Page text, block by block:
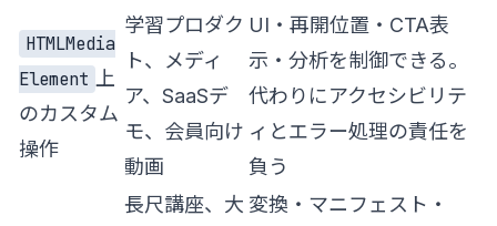
HTMLMedia
Element
上
のカスタム
操作
学習プロダク
ト、メディ
ア、SaaSデ
モ、会員向け
動画
UI・再開位置・CTA表
示・分析を制御できる。
代わりにアクセシビリテ
ィとエラー処理の責任を
負う
長尺講座、大 変換・マニフェスト・